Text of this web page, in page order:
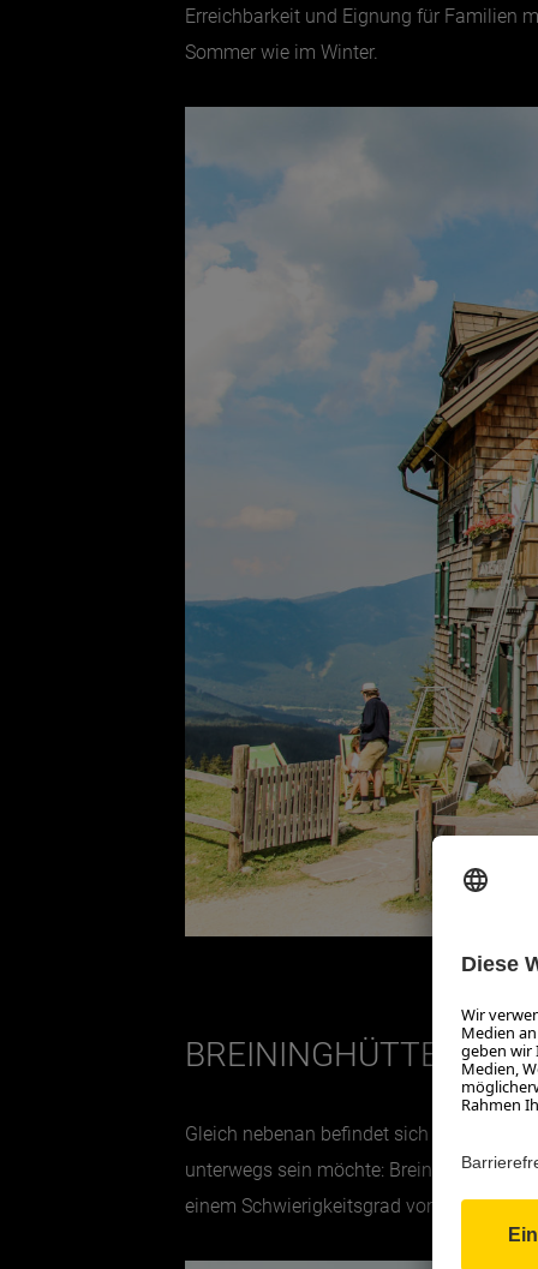
Erreichbarkeit und Eignung für Familien
Sommer wie im Winter.
BREININGHÜTTE
Gleich nebenan befindet sich die urige
unterwegs sein möchte: Breininghütte
einem Schwierigkeitsgrad von C/D als